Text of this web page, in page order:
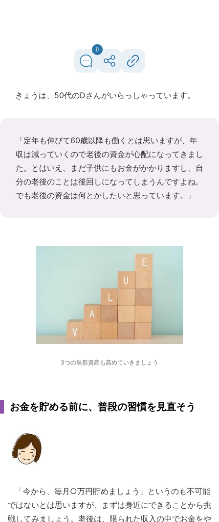
0
きょうは、50代のDさんがいらっしゃっています。
「定年も伸びて60歳以降も働くとは思いますが、年
収は減っていくので老後の資金が心配になってきまし
た。とはいえ、まだ子供にもお金がかかりますし、自
分の老後のことは後回しになってしまうんですよね。
でも老後の資金は何とかしたいと思っています。」
3つの無形資産も高めていきましょう
お金を貯める前に、普段の習慣を見直そう
「今から、毎月○万円貯めましょう」というのも不可能
ではないとは思いますが、まずは身近にできることから挑
戦してみましょう。老後は、限られた収入の中でお金をや